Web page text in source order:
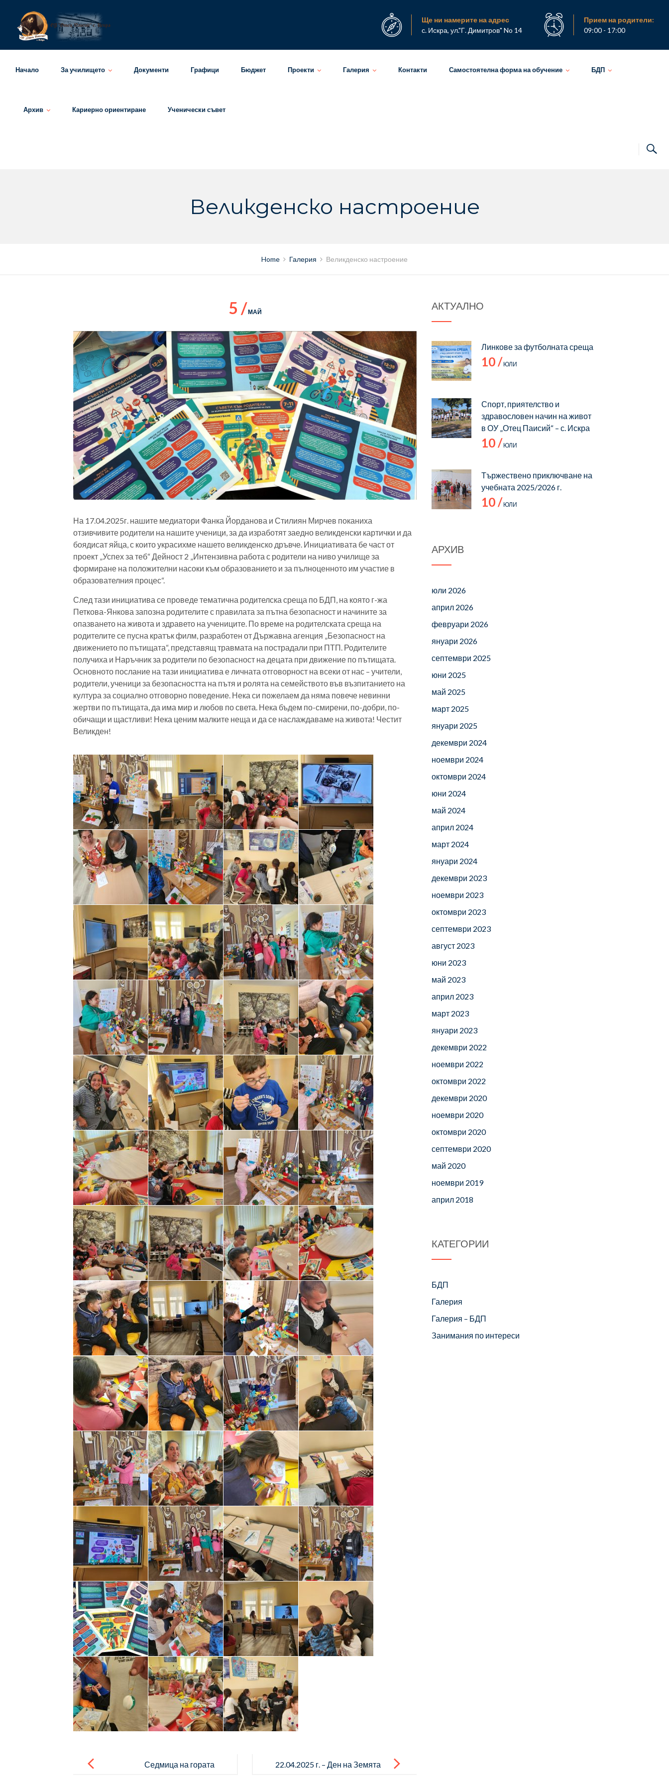
content
Ще ни намерите на адрес
с. Искра, ул."Г. Димитров" No 14
Прием на родители:
09:00 - 17:00
Начало За училището Документи Графици Бюджет Проекти Галерия Контакти Самостоятелна форма на обучение БДП
Архив Кариерно ориентиране Ученически съвет
Великденско настроение
Home Галерия Великденско настроение
5 /МАЙ
На 17.04.2025г. нашите медиатори Фанка Йорданова и Стилиян Мирчев поканиха
отзивчивите родители на нашите ученици, за да изработят заедно великденски картички и да
боядисат яйца, с които украсихме нашето великденско дръвче. Инициативата бе част от
проект „Успех за теб“ Дейност 2 „Интензивна работа с родители на ниво училище за
формиране на положителни насоки към образованието и за пълноценното им участие в
образователния процес“.
След тази инициатива се проведе тематична родителска среща по БДП, на която г-жа
Петкова-Янкова запозна родителите с правилата за пътна безопасност и начините за
опазването на живота и здравето на учениците. По време на родителската среща на
родителите се пусна кратък филм, разработен от Държавна агенция „Безопасност на
движението по пътищата“, представящ травмата на пострадали при ПТП. Родителите
получиха и Наръчник за родители по безопасност на децата при движение по пътищата.
Основното послание на тази инициатива е личната отговорност на всеки от нас – учители,
родители, ученици за безопасността на пътя и ролята на семейството във възпитанието на
култура за социално отговорно поведение. Нека си пожелаем да няма повече невинни
жертви по пътищата, да има мир и любов по света. Нека бъдем по-смирени, по-добри, по-
обичащи и щастливи! Нека ценим малките неща и да се наслаждаваме на живота! Честит
Великден!
navigation
Седмица на гората 22.04.2025 г. – Ден на Земята
АКТУАЛНО
Линкове за футболната среща
10 / ЮЛИ
Спорт, приятелство и
здравословен начин на живот
в ОУ „Отец Паисий“ – с. Искра
10 / ЮЛИ
Тържествено приключване на
учебната 2025/2026 г.
10 / ЮЛИ
АРХИВ
юли 2026
април 2026
февруари 2026
януари 2026
септември 2025
юни 2025
май 2025
март 2025
януари 2025
декември 2024
ноември 2024
октомври 2024
юни 2024
май 2024
април 2024
март 2024
януари 2024
декември 2023
ноември 2023
октомври 2023
септември 2023
август 2023
юни 2023
май 2023
април 2023
март 2023
януари 2023
декември 2022
ноември 2022
октомври 2022
декември 2020
ноември 2020
октомври 2020
септември 2020
май 2020
ноември 2019
април 2018
КАТЕГОРИИ
БДП
Галерия
Галерия – БДП
Занимания по интереси